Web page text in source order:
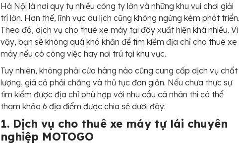
Hà Nội là nơi quy tụ nhiều công ty lớn và những khu vui chơi giải
trí lớn. Hơn thế, lĩnh vực du lịch cũng không ngừng kém phát triển.
Theo đó, dịch vụ cho thuê xe máy tại đây xuất hiện khá nhiều. Vì
vậy, bạn sẽ không quá khó khăn để tìm kiếm địa chỉ cho thuê xe
máy nếu có công việc hay nơi trú tại khu vực.
Tuy nhiên, không phải cửa hàng nào cũng cung cấp dịch vụ chất
lượng, giá cả phải chăng và thủ tục đơn giản. Nếu chưa thực sự
tìm kiếm được địa chỉ phù hợp với nhu cầu cá nhân thì có thể
tham khảo 6 địa điểm được chia sẻ dưới đây:
1. Dịch vụ cho thuê xe máy tự lái chuyên
nghiệp MOTOGO